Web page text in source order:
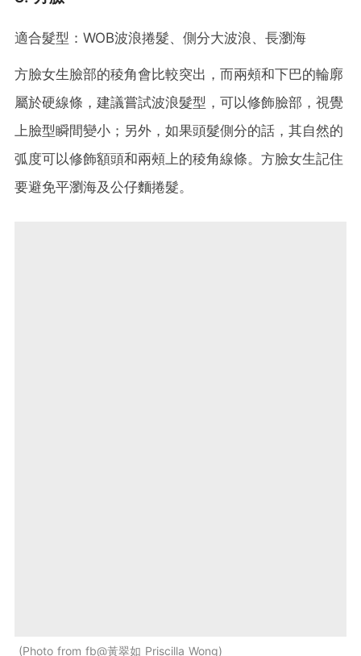
適合髮型：WOB波浪捲髮、側分大波浪、長瀏海
方臉女生臉部的稜角會比較突出，而兩頰和下巴的輪廓
屬於硬線條，建議嘗試波浪髮型，可以修飾臉部，視覺
上臉型瞬間變小；另外，如果頭髮側分的話，其自然的
弧度可以修飾額頭和兩頰上的稜角線條。方臉女生記住
要避免平瀏海及公仔麵捲髮。
Photo from fb@黃翠如 Priscilla Wong